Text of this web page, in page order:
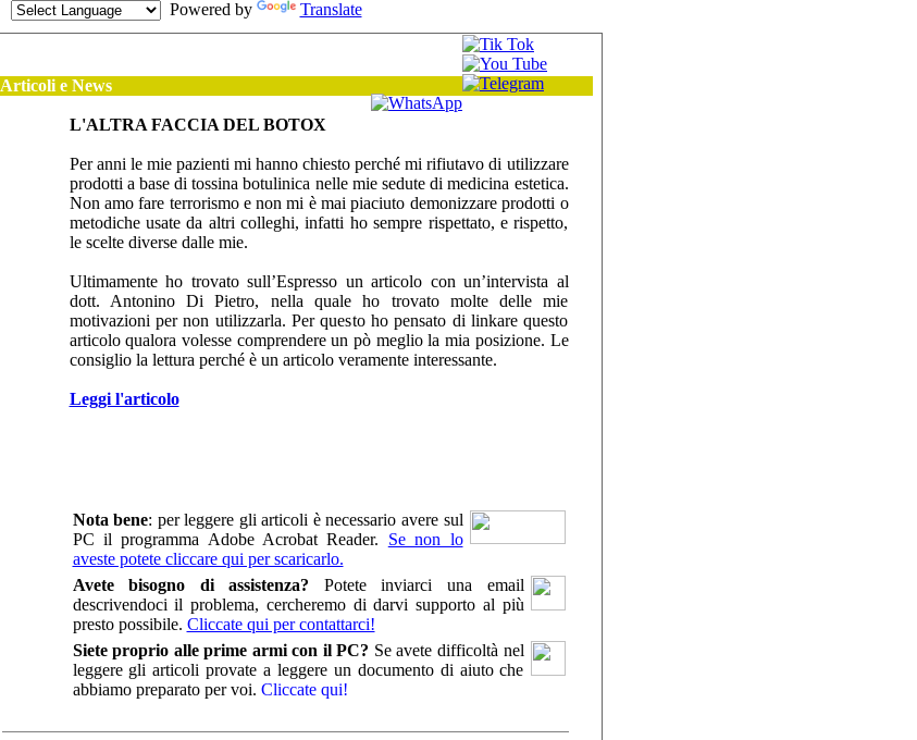
Powered by Translate
Articoli e News
L'ALTRA FACCIA DEL BOTOX
Per anni le mie pazienti mi hanno chiesto perché mi rifiutavo di utilizzare
prodotti a base di tossina botulinica nelle mie sedute di medicina estetica.
Non amo fare terrorismo e non mi è mai piaciuto demonizzare prodotti o
metodiche usate da altri colleghi, infatti ho sempre rispettato, e rispetto,
le scelte diverse dalle mie.
Ultimamente ho trovato sull’Espresso un articolo con un’intervista al
dott. Antonino Di Pietro, nella quale ho trovato molte delle mie
motivazioni per non utilizzarla. Per questo ho pensato di linkare questo
articolo qualora volesse comprendere un pò meglio la mia posizione. Le
consiglio la lettura perché è un articolo veramente interessante.
Leggi l'articolo
Nota bene: per leggere gli articoli è necessario avere sul
PC il programma Adobe Acrobat Reader. Se non lo
aveste potete cliccare qui per scaricarlo.
Avete bisogno di assistenza? Potete inviarci una email
descrivendoci il problema, cercheremo di darvi supporto al più
presto possibile. Cliccate qui per contattarci!
Siete proprio alle prime armi con il PC? Se avete difficoltà nel
leggere gli articoli provate a leggere un documento di aiuto che
abbiamo preparato per voi. Cliccate qui!